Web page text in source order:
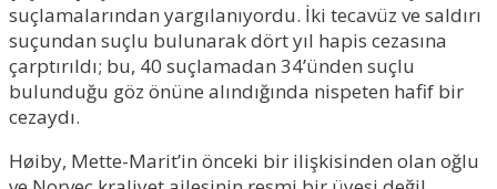
suçlamalarından yargılanıyordu. İki tecavüz ve saldırı
suçundan suçlu bulunarak dört yıl hapis cezasına
çarptırıldı; bu, 40 suçlamadan 34’ünden suçlu
bulunduğu göz önüne alındığında nispeten hafif bir
cezaydı.
Høiby, Mette-Marit’in önceki bir ilişkisinden olan oğlu